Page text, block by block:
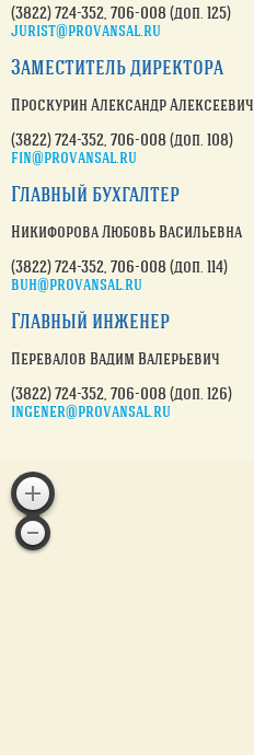
(3822) 724-352, 706-008 (доп. 125)
jurist@provansal.ru
Заместитель директора
Проскурин Александр Алексеевич
(3822) 724-352, 706-008 (доп. 108)
fin@provansal.ru
Главный бухгалтер
Никифорова Любовь Васильевна
(3822) 724-352, 706-008 (доп. 114)
buh@provansal.ru
Главный инженер
Перевалов Вадим Валерьевич
(3822) 724-352, 706-008 (доп. 126)
ingener@provansal.ru